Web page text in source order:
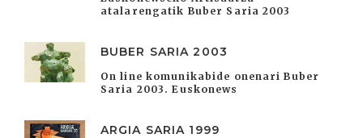
atalarengatik Buber Saria 2003
BUBER SARIA 2003
On line komunikabide onenari Buber
Saria 2003. Euskonews
ARGIA SARIA 1999